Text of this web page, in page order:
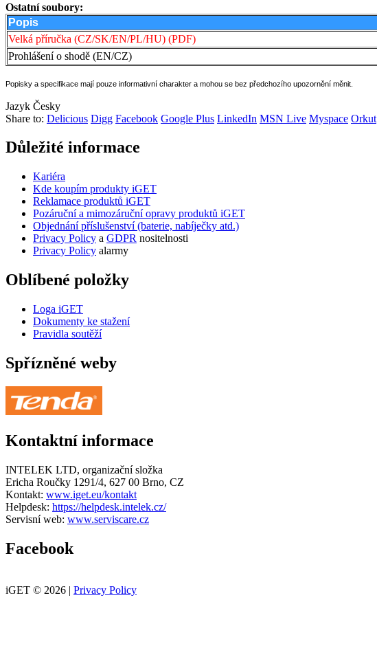
Ostatní soubory:
Popis
Velká příručka (CZ/SK/EN/PL/HU) (PDF)
Prohlášení o shodě (EN/CZ)
Popisky a specifikace mají pouze informativní charakter a mohou se bez předchozího upozornění měnit.
Jazyk Česky
Share to: Delicious Digg Facebook Google Plus LinkedIn MSN Live Myspace Orkut
Důležité informace
Kariéra
Kde koupím produkty iGET
Reklamace produktů iGET
Pozáruční a mimozáruční opravy produktů iGET
Objednání příslušenství (baterie, nabíječky atd.)
Privacy Policy a GDPR nositelnosti
Privacy Policy alarmy
Oblíbené položky
Loga iGET
Dokumenty ke stažení
Pravidla soutěží
Spřízněné weby
Kontaktní informace
INTELEK LTD, organizační složka
Ericha Roučky 1291/4, 627 00 Brno, CZ
Kontakt: www.iget.eu/kontakt
Helpdesk: https://helpdesk.intelek.cz/
Servisní web: www.serviscare.cz
Facebook
iGET © 2026 | Privacy Policy